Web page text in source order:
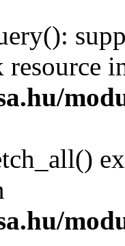
resource